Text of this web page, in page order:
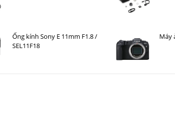
Ống kính Sony E 11mm F1.8 /
SEL11F18
Máy